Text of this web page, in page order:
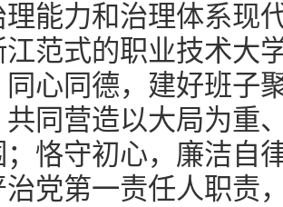
能力和治理体系现
范式的职业技术大
同心同德，建好班子
同营造以大局为重
；恪守初心，廉洁自
党第一责任人职责